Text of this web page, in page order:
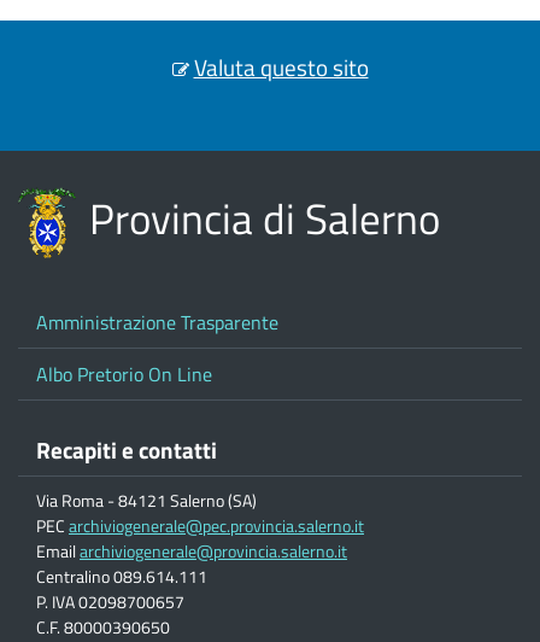
Valuta questo sito
Provincia di Salerno
Amministrazione Trasparente
Albo Pretorio On Line
Recapiti e contatti
Via Roma - 84121 Salerno (SA)
PECarchiviogenerale@pec.provincia.salerno.it
Emailarchiviogenerale@provincia.salerno.it
Centralino 089.614.111
P. IVA 02098700657
C.F. 80000390650